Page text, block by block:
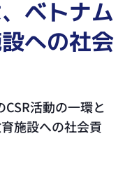
ベトナム
への社会
活動の一環と
施設への社会貢